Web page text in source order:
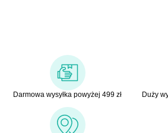
Darmowa wysyłka powyżej 499 zł
Duży